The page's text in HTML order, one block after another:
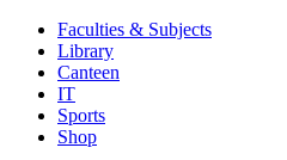
Faculties & Subjects
Library
Canteen
IT
Sports
Shop